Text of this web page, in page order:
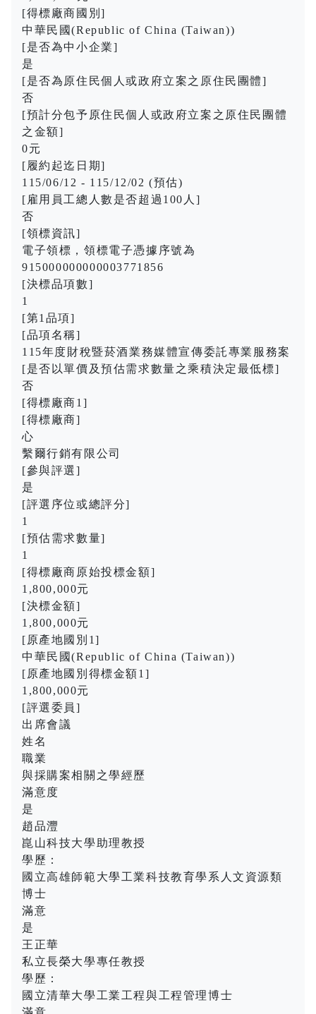
[得標廠商國別]
中華民國(Republic of China (Taiwan))
[是否為中小企業]
是
[是否為原住民個人或政府立案之原住民團體]
否
[預計分包予原住民個人或政府立案之原住民團體
之金額]
0元
[履約起迄日期]
115/06/12 - 115/12/02 (預估)
[雇用員工總人數是否超過100人]
否
[領標資訊]
電子領標，領標電子憑據序號為
915000000000003771856
[決標品項數]
1
[第1品項]
[品項名稱]
115年度財稅暨菸酒業務媒體宣傳委託專業服務案
[是否以單價及預估需求數量之乘積決定最低標]
否
[得標廠商1]
[得標廠商]
心
繫爾行銷有限公司
[參與評選]
是
[評選序位或總評分]
1
[預估需求數量]
1
[得標廠商原始投標金額]
1,800,000元
[決標金額]
1,800,000元
[原產地國別1]
中華民國(Republic of China (Taiwan))
[原產地國別得標金額1]
1,800,000元
[評選委員]
出席會議
姓名
職業
與採購案相關之學經歷
滿意度
是
趙品灃
崑山科技大學助理教授
學歷：
國立高雄師範大學工業科技教育學系人文資源類
博士
滿意
是
王正華
私立長榮大學專任教授
學歷：
國立清華大學工業工程與工程管理博士